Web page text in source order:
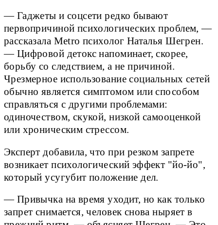
— Гаджеты и соцсети редко бывают
первопричиной психологических проблем, —
рассказала Metro психолог Наталья Шегрен.
— Цифровой детокс напоминает, скорее,
борьбу со следствием, а не причиной.
Чрезмерное использование социальных сетей
обычно является симптомом или способом
справляться с другими проблемами:
одиночеством, скукой, низкой самооценкой
или хроническим стрессом.
Эксперт добавила, что при резком запрете
возникает психологический эффект "йо-йо",
который усугубит положение дел.
— Привычка на время уходит, но как только
запрет снимается, человек снова ныряет в